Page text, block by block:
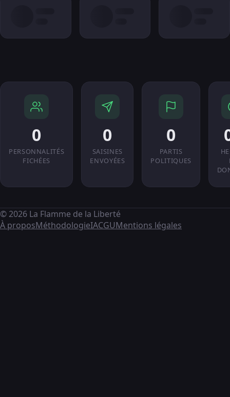
0
PERSONNALITÉS
FICHÉES
0
SAISINES
ENVOYÉES
0
PARTIS
POLITIQUES
© 2026 La Flamme de la Liberté
À proposMéthodologieIACGUMentions légales